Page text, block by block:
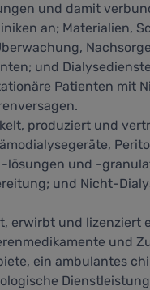
und damit
an; Materialien,
und
Patienten mit
produziert und
lösungen und -
und Nicht-
erwirbt und lizenziert
und
ein ambulantes